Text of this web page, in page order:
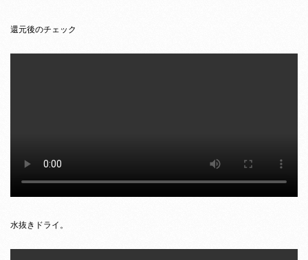
還元後のチェック
水抜きドライ。